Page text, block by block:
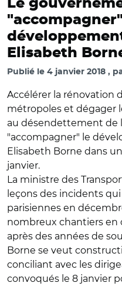
Le
Elisabeth
Publié le 4 janvier 2018
Accélérer la rénovation
métropoles et dégager
au désendettement de
"accompagner" le
Elisabeth Borne dans
janvier.
La ministre des
leçons des incidents
parisiennes en
nombreux chantiers en
après des années de
Borne se veut
conciliant avec les
convoqués le 8 janvier